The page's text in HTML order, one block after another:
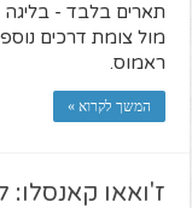
תארים בלבד -
מול צומת דרכים
ראמוס.
המשך לקרוא »
ז'ואאו